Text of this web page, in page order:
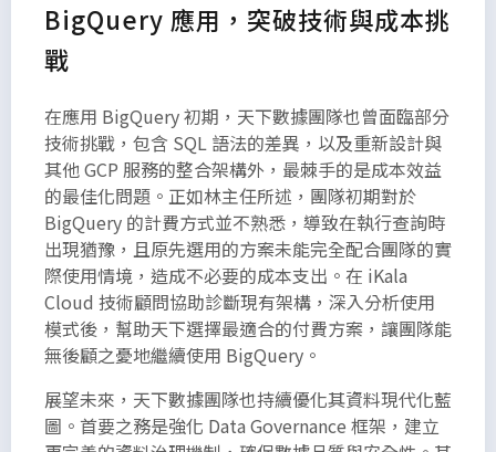
BigQuery 應用，突破技術與成本挑
戰
在應用 BigQuery 初期，天下數據團隊也曾面臨部分
技術挑戰，包含 SQL 語法的差異，以及重新設計與
其他 GCP 服務的整合架構外，最棘手的是成本效益
的最佳化問題。正如林主任所述，團隊初期對於
BigQuery 的計費方式並不熟悉，導致在執行查詢時
出現猶豫，且原先選用的方案未能完全配合團隊的實
際使用情境，造成不必要的成本支出。在 iKala
Cloud 技術顧問協助診斷現有架構，深入分析使用
模式後，幫助天下選擇最適合的付費方案，讓團隊能
無後顧之憂地繼續使用 BigQuery。
展望未來，天下數據團隊也持續優化其資料現代化藍
圖。首要之務是強化 Data Governance 框架，建立